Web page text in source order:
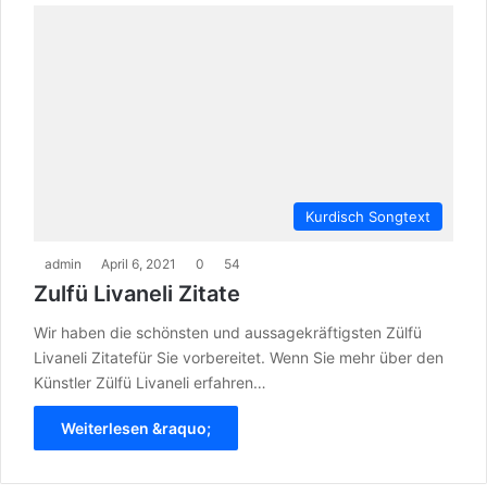
Kurdisch Songtext
admin April 6, 2021 0 54
Zulfü Livaneli Zitate
Wir haben die schönsten und aussagekräftigsten Zülfü
Livaneli Zitatefür Sie vorbereitet. Wenn Sie mehr über den
Künstler Zülfü Livaneli erfahren…
Weiterlesen &raquo;